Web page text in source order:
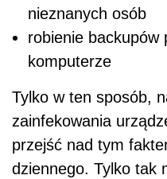
nieznanych osób
robienie backupów
komputerze
Tylko w ten sposób,
zainfekowania
przejść nad tym
dziennego. Tylko tak